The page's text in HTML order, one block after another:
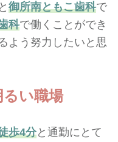
御所南ともこ歯科で
科で働くことができ
よう努力したいと思
るい職場
歩4分と通勤にとて